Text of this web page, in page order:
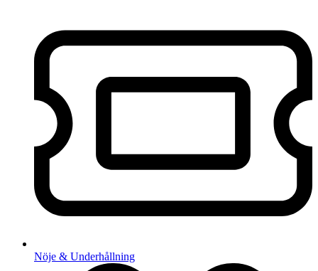
Nöje & Underhållning